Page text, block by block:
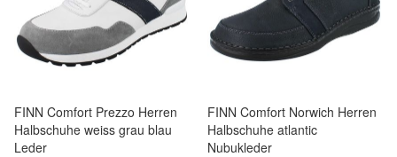
FINN Comfort Prezzo Herren
Halbschuhe weiss grau blau
Leder
FINN Comfort Norwich Herren
Halbschuhe atlantic
Nubukleder